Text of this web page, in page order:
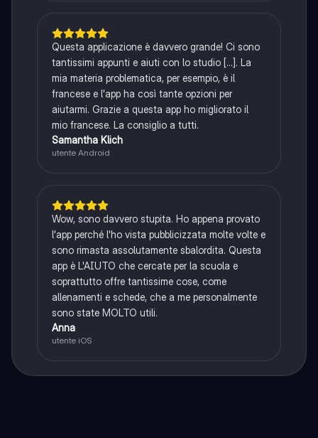
Questa applicazione è davvero grande! Ci sono
tantissimi appunti e aiuti con lo studio [...]. La
mia materia problematica, per esempio, è il
francese e l'app ha così tante opzioni per
aiutarmi. Grazie a questa app ho migliorato il
mio francese. La consiglio a tutti.
Samantha Klich
utente Android
Wow, sono davvero stupita. Ho appena provato
l'app perché l'ho vista pubblicizzata molte volte e
sono rimasta assolutamente sbalordita. Questa
app è L'AIUTO che cercate per la scuola e
soprattutto offre tantissime cose, come
allenamenti e schede, che a me personalmente
sono state MOLTO utili.
Anna
utente iOS